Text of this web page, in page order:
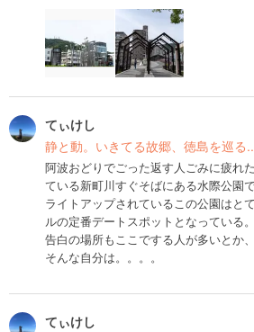
てぃけし
静と動。いきてる故郷、徳島を巡る
阿波おどりでごった返す人ごみに疲れ
ている新町川すぐそばにある水際公園で
ライトアップされているこの公園はと
ルの定番デートスポットとなっている。
告白の場所もここでする人が多いとか、
そんな自分は。。。。
てぃけし